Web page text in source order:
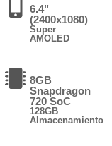
6.4"
(2400x1080)
Super
AMOLED
8GB
Snapdragon
720 SoC
128GB
Almacenamiento